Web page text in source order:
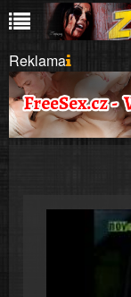
Reklama